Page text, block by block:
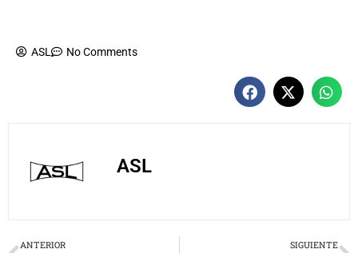
ASL No Comments
ASL
Prev
ANTERIOR SIGUIENTE